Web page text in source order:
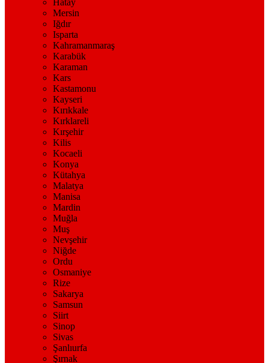
Hatay
Mersin
Iğdır
Isparta
Kahramanmaraş
Karabük
Karaman
Kars
Kastamonu
Kayseri
Kırıkkale
Kırklareli
Kırşehir
Kilis
Kocaeli
Konya
Kütahya
Malatya
Manisa
Mardin
Muğla
Muş
Nevşehir
Niğde
Ordu
Osmaniye
Rize
Sakarya
Samsun
Siirt
Sinop
Sivas
Şanlıurfa
Şırnak